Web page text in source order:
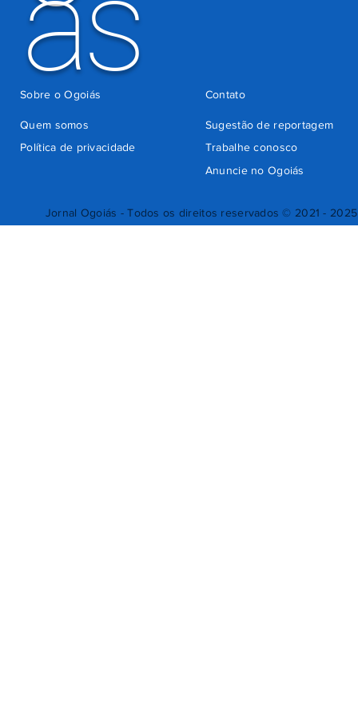
Jornal Ogoiás - Todos os direitos reservados © 2021 - 2025
Quem somos
Sugestão de reportagem
Trabalhe conosco
Política de privacidade
Anuncie no Ogoiás
Contato
Sobre o Ogoiás